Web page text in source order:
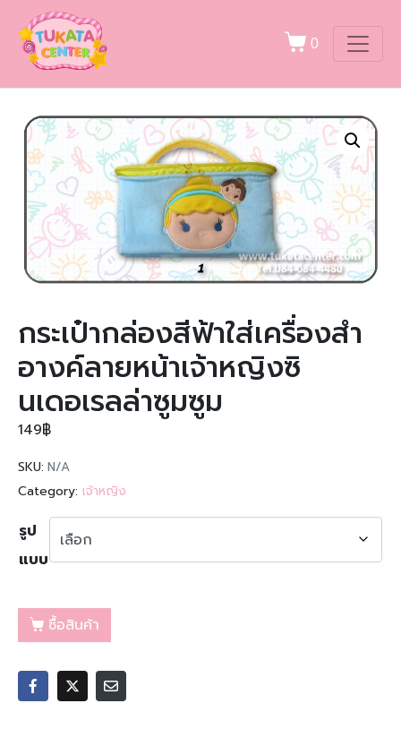
0
กระเป๋ากล่องสีฟ้าใส่เครื่องสำ
อางค์ลายหน้าเจ้าหญิงซิ
นเดอเรลล่าซูมซูม
149฿
SKU: N/A
Category: เจ้าหญิง
รูป
แบบ
ซื้อสินค้า